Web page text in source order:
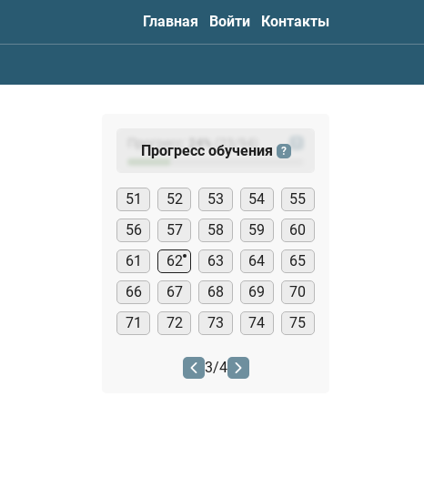
Главная Войти Контакты
Прогресс: (23
Прогресс обучения ?
51 52 53 54
55
56
57 58 59
60
61
62 63 64
65
66
67 68 69
70
71
72 73 74 75
3/4